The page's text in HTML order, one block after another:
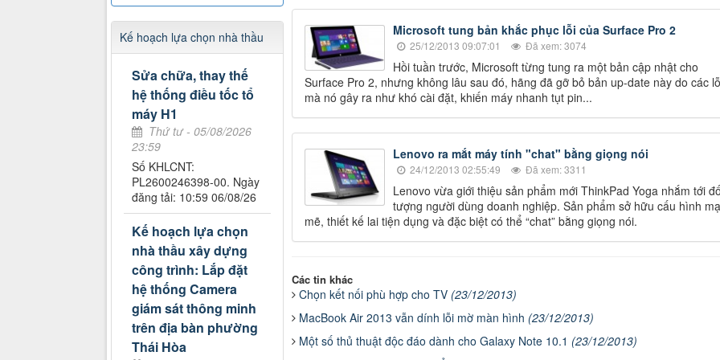
Microsoft tung bản khắc phục lỗi của Surface Pro 2
25/12/2013 09:07:01 Đã xem: 3074
Hồi tuần trước, Microsoft từng tung ra một bản cập nhật cho
Surface Pro 2, nhưng không lâu sau đó, hãng đã gỡ bỏ bản up-date này do các
mà nó gây ra như khó cài đặt, khiến máy nhanh tụt pin...
Lenovo ra mắt máy tính "chat" bằng giọng nói
24/12/2013 02:55:49 Đã xem: 3311
Lenovo vừa giới thiệu sản phẩm mới ThinkPad Yoga nhắm tới
tượng người dùng doanh nghiệp. Sản phẩm sở hữu cấu hình
mẽ, thiết kế lai tiện dụng và đặc biệt có thể “chat” bằng giọng nói.
Các tin khác
Chọn kết nối phù hợp cho TV (23/12/2013)
MacBook Air 2013 vẫn dính lỗi mờ màn hình (23/12/2013)
Một số thủ thuật độc đáo dành cho Galaxy Note 10.1 (23/12/2013)
Kế hoạch lựa chọn nhà thầu
Sửa chữa, thay thế
hệ thống điều tốc tổ
máy H1
Thứ tư - 05/08/2026
23:59
Số KHLCNT:
PL2600246398-00. Ngày
đăng tải: 10:59 06/08/26
Kế hoạch lựa chọn
nhà thầu xây dựng
công trình: Lắp đặt
hệ thống Camera
giám sát thông minh
trên địa bàn phường
Thái Hòa